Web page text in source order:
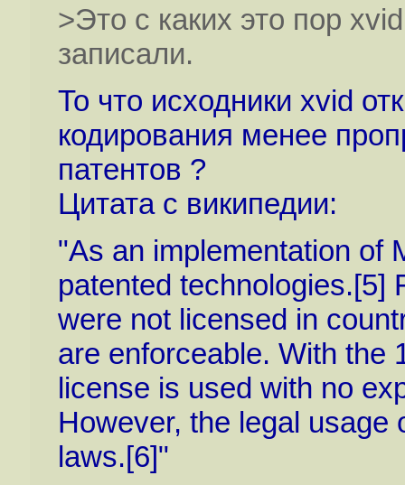
>Это с каких это пор
записали.
То что исходники xvid
кодирования менее
патентов ?
Цитата с википедии:
"As an implementation of
patented technologies.[5]
were not licensed in
are enforceable. With the
license is used with no
However, the legal
laws.[6]"